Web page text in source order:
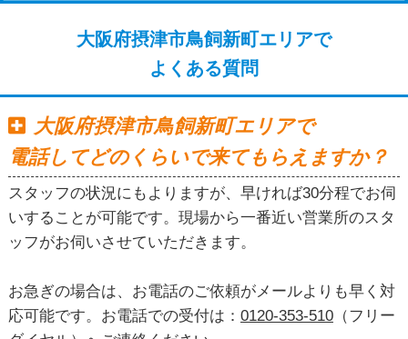
大阪府摂津市鳥飼新町エリアで
よくある質問
大阪府摂津市鳥飼新町エリアで
電話してどのくらいで来てもらえますか？
スタッフの状況にもよりますが、早ければ30分程でお伺
いすることが可能です。現場から一番近い営業所のスタ
ッフがお伺いさせていただきます。
お急ぎの場合は、お電話のご依頼がメールよりも早く対
応可能です。お電話での受付は： 0120-353-510（フリー